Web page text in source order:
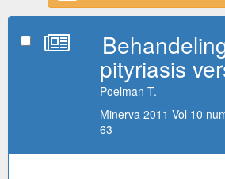
pityriasis
Poelman T.
Minerva 2011 Vol 10
63